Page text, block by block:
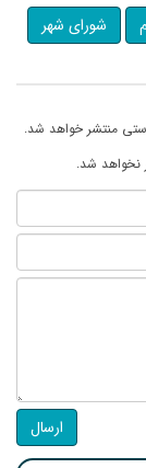
شورای شهر
منتشر خواهد شد.
نخواهد شد.
ارسال